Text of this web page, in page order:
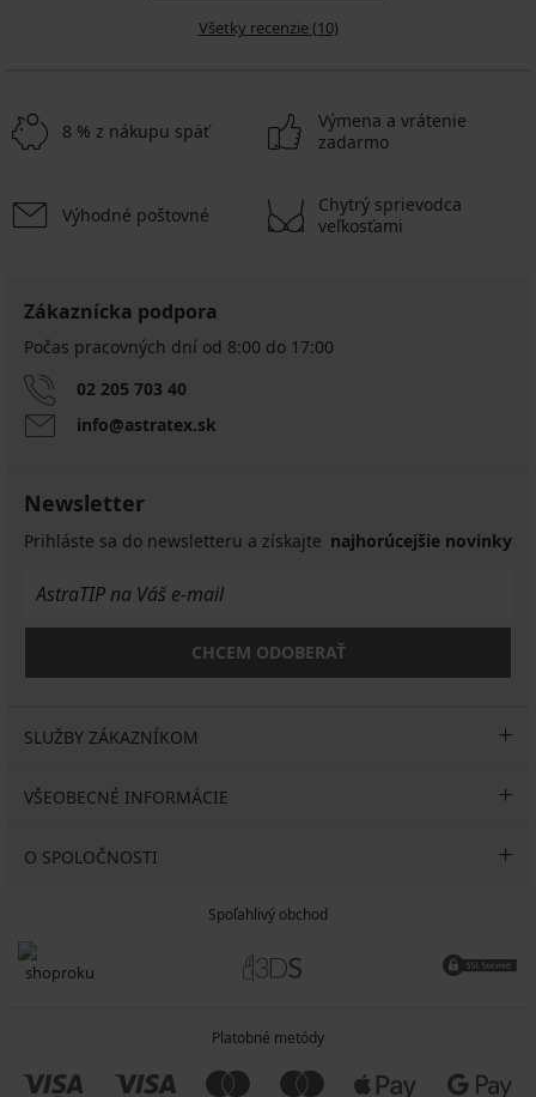
Všetky recenzie (10)
8 % z nákupu späť
Výmena a vrátenie
zadarmo
Výhodné poštovné
Chytrý sprievodca
veľkosťami
Zákaznícka podpora
Počas pracovných dní od 8:00 do 17:00
02 205 703 40
info@astratex.sk
Newsletter
Prihláste sa do newsletteru a získajte najhorúcejšie novinky
CHCEM ODOBERAŤ
SLUŽBY ZÁKAZNÍKOM
VŠEOBECNÉ INFORMÁCIE
O SPOLOČNOSTI
Spoľahlivý obchod
Platobné metódy